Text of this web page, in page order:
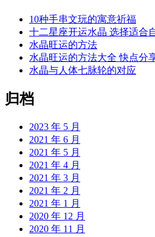
10种手串文玩的寓意祈福
十二星座开运水晶 选择适合
水晶旺运的方法
水晶旺运的方法大全 快点分
水晶与人体七脉轮的对应
归档
2023 年 5 月
2021 年 6 月
2021 年 5 月
2021 年 4 月
2021 年 3 月
2021 年 2 月
2021 年 1 月
2020 年 12 月
2020 年 11 月